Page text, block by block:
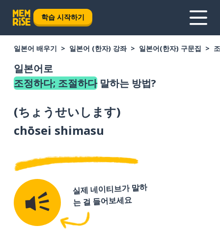
학습 시작하기
일본어 배우기 일본어 (한자) 강좌 일본어(한자) 구문집
일본어로
조정하다; 조절하다말하는 방법?
(ちょうせいします)
chōsei shimasu
실제 네이티브가 말하
는 걸 들어보세요